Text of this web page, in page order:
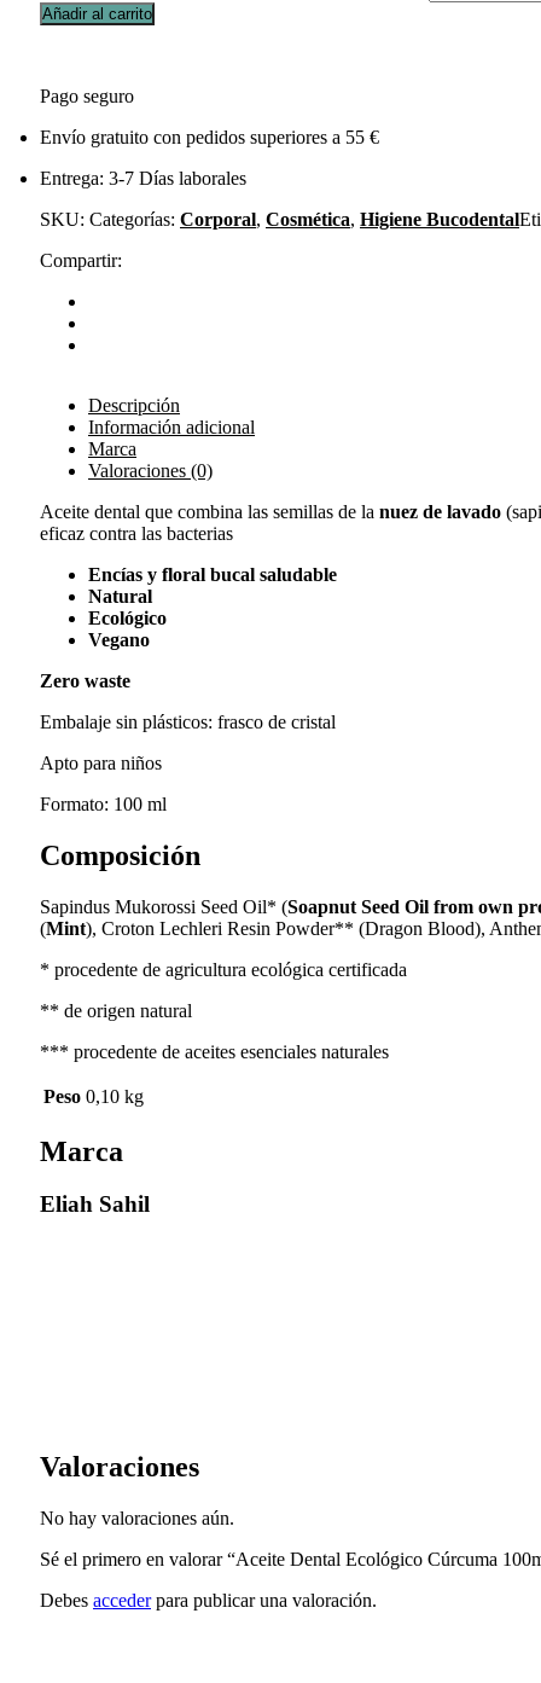
Añadir al carrito
Pago seguro
Envío gratuito con pedidos superiores a 55 €
Entrega: 3-7 Días laborales
SKU: Categorías: Corporal, Cosmética, Higiene Bucodental
Compartir:
Descripción
Información adicional
Marca
Valoraciones (0)
Aceite dental que combina las semillas de la nuez de lavado
eficaz contra las bacterias
Encías y floral bucal saludable
Natural
Ecológico
Vegano
Zero waste
Embalaje sin plásticos: frasco de cristal
Apto para niños
Formato: 100 ml
Composición
Sapindus Mukorossi Seed Oil* (Soapnut Seed Oil from own
(Mint), Croton Lechleri Resin Powder** (Dragon Blood),
* procedente de agricultura ecológica certificada
** de origen natural
*** procedente de aceites esenciales naturales
Peso 0,10 kg
Marca
Eliah Sahil
Valoraciones
No hay valoraciones aún.
Sé el primero en valorar “Aceite Dental Ecológico Cúrcuma
Debes accederpara publicar una valoración.